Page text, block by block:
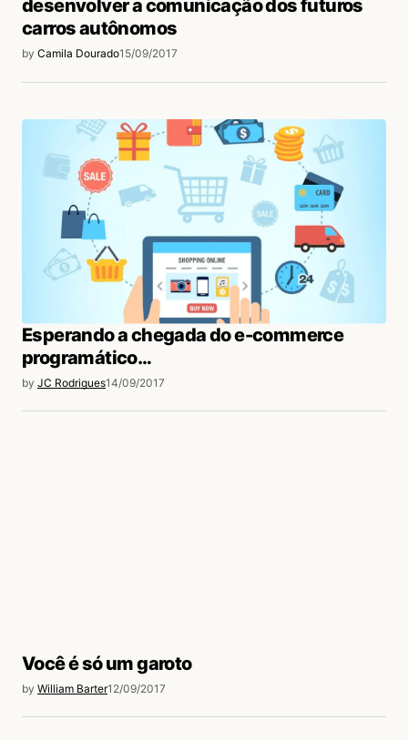
desenvolver a comunicação dos futuros
carros autônomos
by Camila Dourado15/09/2017
Esperando a chegada do e-commerce
programático…
by JC Rodrigues14/09/2017
Você é só um garoto
by William Barter12/09/2017